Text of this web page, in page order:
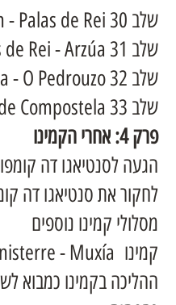
שלב 30 Portomarín - Palas de Rei
שלב 31 Palas de Rei - Arzúa
שלב 32 Arzúa - O Pedrouzo
שלב 33 O Pedrouzo - Santiago de Compostela
פרק 4: אחרי הקמינו
הגעה לסנטיאגו דה
לחקור את סנטיאגו דה
מסלולי קמינו נוספים
קמינו Finisterre - Muxía
ההליכה בקמינו כמבוא